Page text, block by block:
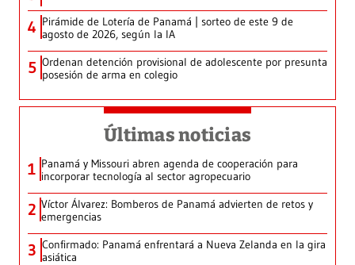
4 Pirámide de Lotería de Panamá | sorteo de este 9 de
agosto de 2026, según la IA
5 Ordenan detención provisional de adolescente por presunta
posesión de arma en colegio
Últimas noticias
1 Panamá y Missouri abren agenda de cooperación para
incorporar tecnología al sector agropecuario
2 Víctor Álvarez: Bomberos de Panamá advierten de retos y
emergencias
3 Confirmado: Panamá enfrentará a Nueva Zelanda en la gira
asiática